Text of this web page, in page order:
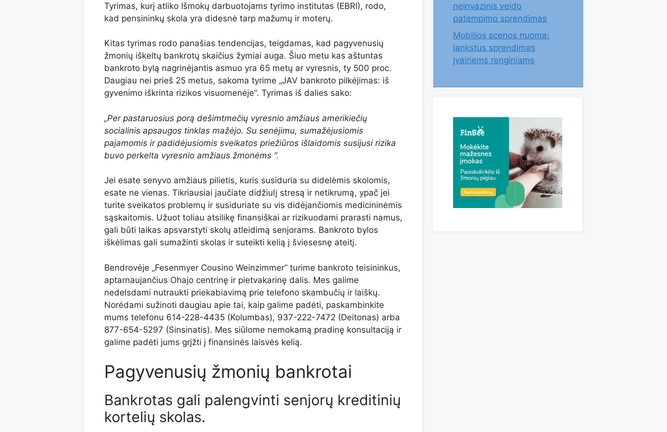
Tyrimas, kurį atliko Išmokų darbuotojams tyrimo institutas (EBRI), rodo,
kad pensininkų skola yra didesnė tarp mažumų ir moterų.
Kitas tyrimas rodo panašias tendencijas, teigdamas, kad pagyvenusių
žmonių iškeltų bankrotų skaičius žymiai auga. Šiuo metu kas aštuntas
bankroto bylą nagrinėjantis asmuo yra 65 metų ar vyresnis, ty 500 proc.
Daugiau nei prieš 25 metus, sakoma tyrime „JAV bankroto pilkėjimas: iš
gyvenimo iškrinta rizikos visuomenėje“. Tyrimas iš dalies sako:
„Per pastaruosius porą dešimtmečių vyresnio amžiaus amerikiečių
socialinis apsaugos tinklas mažėjo. Su senėjimu, sumažėjusiomis
pajamomis ir padidėjusiomis sveikatos priežiūros išlaidomis susijusi rizika
buvo perkelta vyresnio amžiaus žmonėms “.
Jei esate senyvo amžiaus pilietis, kuris susiduria su didelėmis skolomis,
esate ne vienas. Tikriausiai jaučiate didžiulį stresą ir netikrumą, ypač jei
turite sveikatos problemų ir susiduriate su vis didėjančiomis medicininėmis
sąskaitomis. Užuot toliau atsilikę finansiškai ar rizikuodami prarasti namus,
gali būti laikas apsvarstyti skolų atleidimą senjorams. Bankroto bylos
iškėlimas gali sumažinti skolas ir suteikti kelią į šviesesnę ateitį.
Bendrovėje „Fesenmyer Cousino Weinzimmer“ turime bankroto teisininkus,
aptarnaujančius Ohajo centrinę ir pietvakarinę dalis. Mes galime
nedelsdami nutraukti priekabiavimą prie telefono skambučių ir laiškų.
Norėdami sužinoti daugiau apie tai, kaip galime padėti, paskambinkite
mums telefonu 614-228-4435 (Kolumbas), 937-222-7472 (Deitonas) arba
877-654-5297 (Sinsinatis). Mes siūlome nemokamą pradinę konsultaciją ir
galime padėti jums grįžti į finansinės laisvės kelią.
Pagyvenusių žmonių bankrotai
Bankrotas gali palengvinti senjorų kreditinių
kortelių skolas.
neinvazinis veido
patempimo sprendimas
Mobilios scenos nuoma:
lankstus sprendimas
įvairiems renginiams